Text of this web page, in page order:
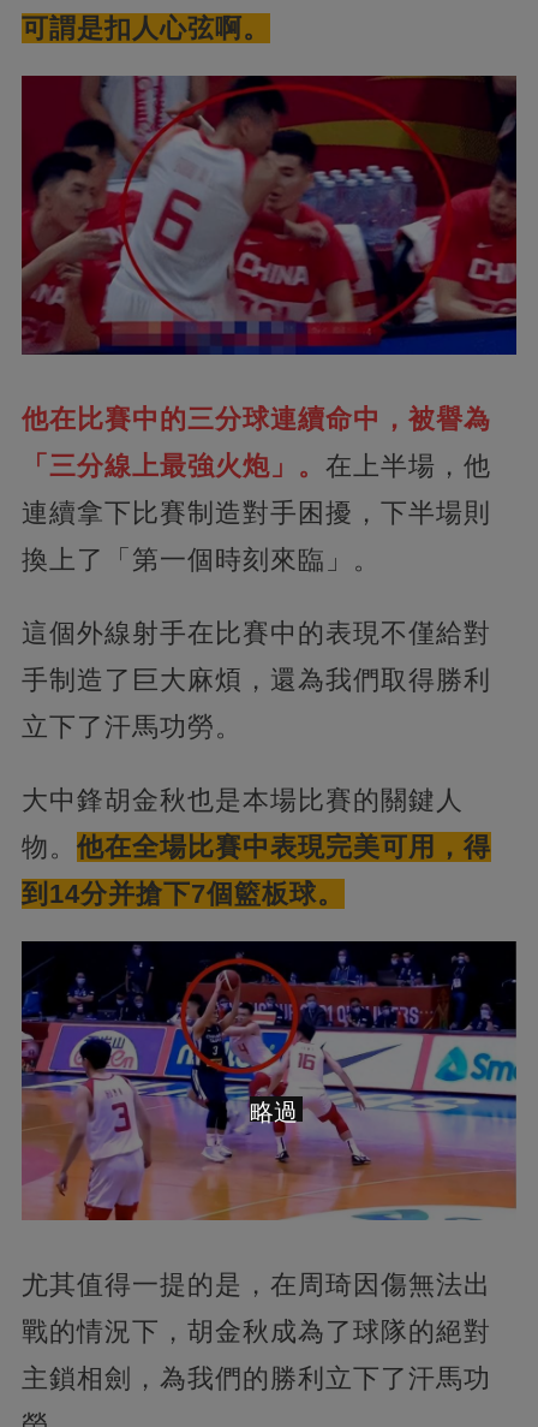
可謂是扣人心弦啊。
他在比賽中的三分球連續命中，被譽為
「三分線上最強火炮」。 在上半場，他
連續拿下比賽制造對手困擾，下半場則
換上了「第一個時刻來臨」。
這個外線射手在比賽中的表現不僅給對
手制造了巨大麻煩，還為我們取得勝利
立下了汗馬功勞。
大中鋒胡金秋也是本場比賽的關鍵人
物。 他在全場比賽中表現完美可用，得
到14分并搶下7個籃板球。
尤其值得一提的是，在周琦因傷無法出
戰的情況下，胡金秋成為了球隊的絕對
主鎖相劍，為我們的勝利立下了汗馬功
略過